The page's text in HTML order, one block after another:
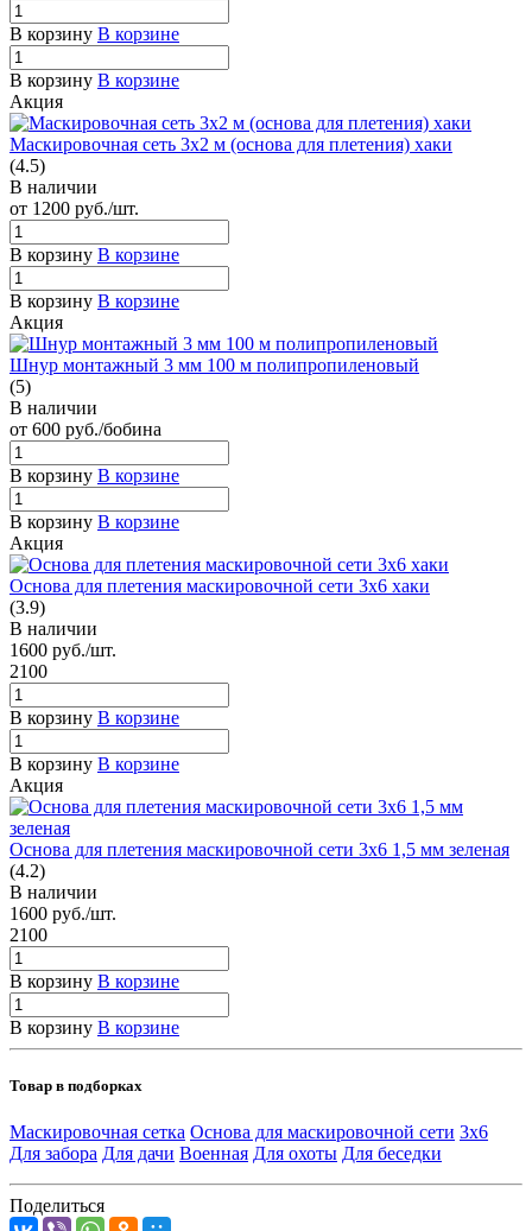
В корзину В корзине
В корзину В корзине
Акция
Маскировочная сеть 3х2 м (основа для плетения) хаки
(4.5)
В наличии
от 1200 руб./шт.
В корзину В корзине
В корзину В корзине
Акция
Шнур монтажный 3 мм 100 м полипропиленовый
(5)
В наличии
от 600 руб./бобина
В корзину В корзине
В корзину В корзине
Акция
Основа для плетения маскировочной сети 3х6 хаки
(3.9)
В наличии
1600 руб./шт.
2100
В корзину В корзине
В корзину В корзине
Акция
Основа для плетения маскировочной сети 3х6 1,5 мм зеленая
(4.2)
В наличии
1600 руб./шт.
2100
В корзину В корзине
В корзину В корзине
Товар в подборках
Маскировочная сетка Основа для маскировочной сети 3х6
Для забора Для дачи Военная Для охоты Для беседки
Поделиться